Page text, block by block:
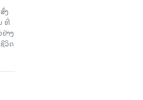
ງ
ທີ່
າງ
ວິດ